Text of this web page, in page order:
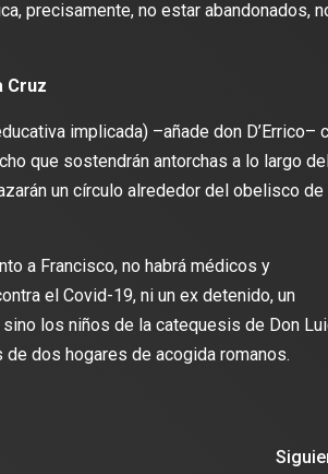
precisamente, no estar abandonados,
Cruz
implicada) –añade don D’Errico–
que sostendrán antorchas a lo largo
un círculo alrededor del obelisco de
a Francisco, no habrá médicos y
el Covid-19, ni un ex detenido, un
los niños de la catequesis de Don
dos hogares de acogida romanos.